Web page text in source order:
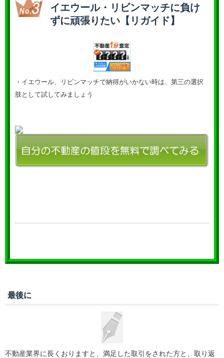
イエウール・リビンマッチに負け
ずに頑張りたい【リガイド】
・イエウール、リビンマッチで納得がいかない時は、第三の選択
肢として試してみましょう
最後に
不動産業界に長くおりますと、満足した取引をされた方と、取り返